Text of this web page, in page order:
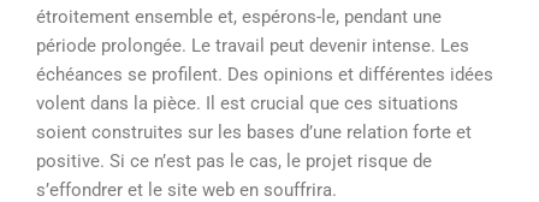
étroitement ensemble et, espérons-le, pendant une
période prolongée. Le travail peut devenir intense. Les
échéances se profilent. Des opinions et différentes idées
volent dans la pièce. Il est crucial que ces situations
soient construites sur les bases d’une relation forte et
positive. Si ce n’est pas le cas, le projet risque de
s’effondrer et le site web en souffrira.